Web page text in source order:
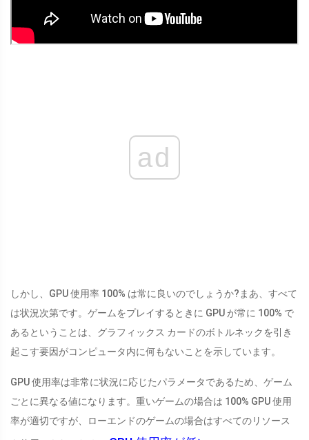
ad
しかし、GPU 使用率 100% は常に良いのでしょうか?まあ、すべて
は状況次第です。ゲームをプレイするときに GPU が常に 100% で
あるということは、グラフィックス カードのボトルネックを引き
起こす要因がコンピュータ内に何もないことを示しています。
GPU 使用率は非常に状況に応じたパラメータであるため、ゲーム
ごとに異なる値になります。重いゲームの場合は 100% GPU 使用
率が適切ですが、ローエンドのゲームの場合はすべてのリソース